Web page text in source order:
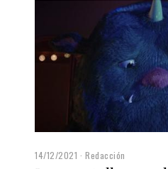
14/12/2021 Redacción